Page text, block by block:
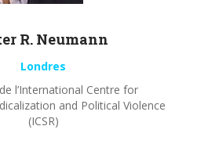
R. Neumann
Londres
l’International Centre for
and Political Violence
(ICSR)